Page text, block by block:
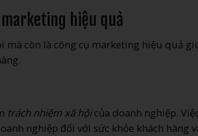
hiệu quả
mà còn là công cụ marketing hiệu quả
trách nhiệm xã hộicủa doanh nghiệp.
nghiệp đối với sức khỏe khách hàng